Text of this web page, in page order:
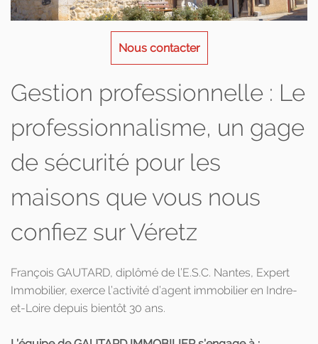
Nous contacter
Gestion professionnelle : Le
professionnalisme, un gage
de sécurité pour les
maisons que vous nous
confiez sur Véretz
François GAUTARD, diplômé de l’E.S.C. Nantes, Expert
Immobilier, exerce l’activité d’agent immobilier en Indre-
et-Loire depuis bientôt 30 ans.